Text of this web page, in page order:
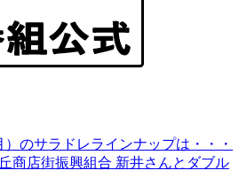
）のサラドレラインナップは・・・
商店街振興組合 新井さんとダブル